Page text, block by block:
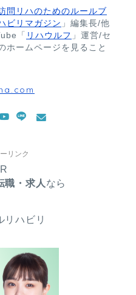
問リハのためのルールブ
ビリマガジン 」編集長/他
「 リハウルフ 」運営/セ
ホームページを見ること
リンク
職・求人なら
リハビリ